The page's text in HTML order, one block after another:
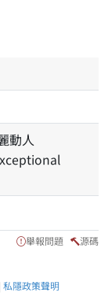
動人
舉報問題 源碼
私隱政策聲明